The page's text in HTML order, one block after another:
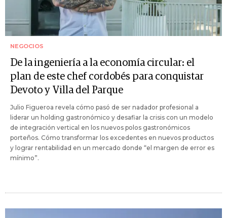
NEGOCIOS
De la ingeniería a la economía circular: el
plan de este chef cordobés para conquistar
Devoto y Villa del Parque
Julio Figueroa revela cómo pasó de ser nadador profesional a
liderar un holding gastronómico y desafiar la crisis con un modelo
de integración vertical en los nuevos polos gastronómicos
porteños. Cómo transformar los excedentes en nuevos productos
y lograr rentabilidad en un mercado donde “el margen de error es
mínimo”.